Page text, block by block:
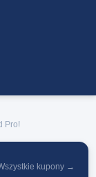
Pro!
kupony →